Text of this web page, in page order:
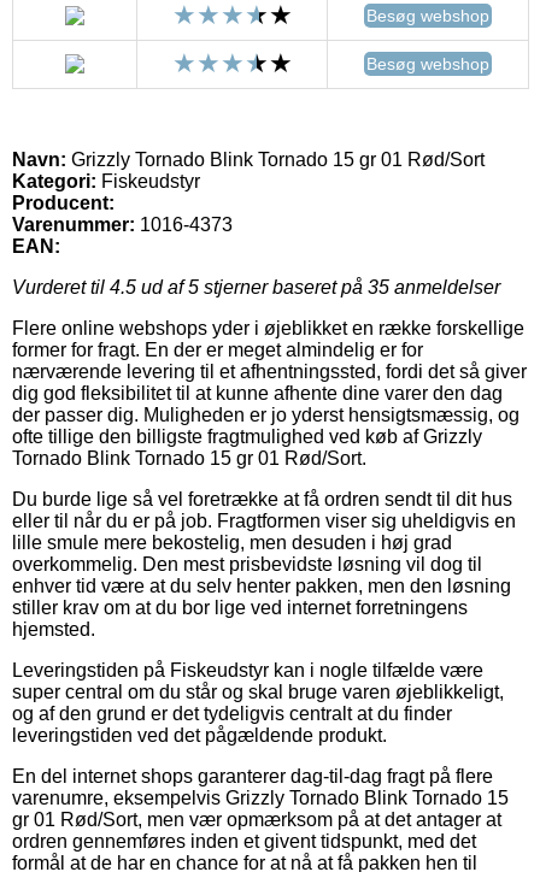
Besøg webshop
Besøg webshop
Navn: Grizzly Tornado Blink Tornado 15 gr 01 Rød/Sort
Kategori: Fiskeudstyr
Producent:
Varenummer: 1016-4373
EAN:
Vurderet til 4.5 ud af 5 stjerner baseret på 35 anmeldelser
Flere online webshops yder i øjeblikket en række forskellige
former for fragt. En der er meget almindelig er for
nærværende levering til et afhentningssted, fordi det så giver
dig god fleksibilitet til at kunne afhente dine varer den dag
der passer dig. Muligheden er jo yderst hensigtsmæssig, og
ofte tillige den billigste fragtmulighed ved køb af Grizzly
Tornado Blink Tornado 15 gr 01 Rød/Sort.
Du burde lige så vel foretrække at få ordren sendt til dit hus
eller til når du er på job. Fragtformen viser sig uheldigvis en
lille smule mere bekostelig, men desuden i høj grad
overkommelig. Den mest prisbevidste løsning vil dog til
enhver tid være at du selv henter pakken, men den løsning
stiller krav om at du bor lige ved internet forretningens
hjemsted.
Leveringstiden på Fiskeudstyr kan i nogle tilfælde være
super central om du står og skal bruge varen øjeblikkeligt,
og af den grund er det tydeligvis centralt at du finder
leveringstiden ved det pågældende produkt.
En del internet shops garanterer dag-til-dag fragt på flere
varenumre, eksempelvis Grizzly Tornado Blink Tornado 15
gr 01 Rød/Sort, men vær opmærksom på at det antager at
ordren gennemføres inden et givent tidspunkt, med det
formål at de har en chance for at nå at få pakken hen til